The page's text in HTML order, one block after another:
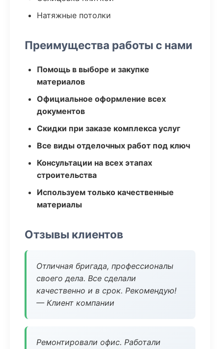
Натяжные потолки
Преимущества работы с нами
Помощь в выборе и закупке
материалов
Официальное оформление всех
документов
Скидки при заказе комплекса услуг
Все виды отделочных работ под ключ
Консультации на всех этапах
строительства
Используем только качественные
материалы
Отзывы клиентов
Отличная бригада, профессионалы
своего дела. Все сделали
качественно и в срок. Рекомендую!
— Клиент компании
Ремонтировали офис. Работали